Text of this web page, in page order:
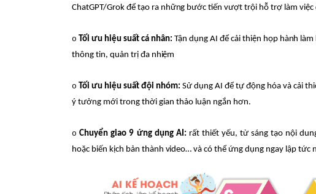
ChatGPT/Grokđể tạo ra n hững bước tiến vượt trội hỗ trợ làm việc
o Tối ưu hiệu suất cá nhân: Tận dụng AI để cải thiện họp hành làm
thông tin, quản trị đa n hiệm
o Tối ưu hiệu suất đội nhóm: Sử dụng AI để tự động hóa và cải thi
ý tưởng mới trong thời gian thảo uận ngắn hơn.
o Chuyển giao 9 ứng dụng AI: rất thiếtyếu, từ sángtạo nội dun
hoặc biến kịch bản thàn h video…và cóthểứngd ụng ngay lập tức